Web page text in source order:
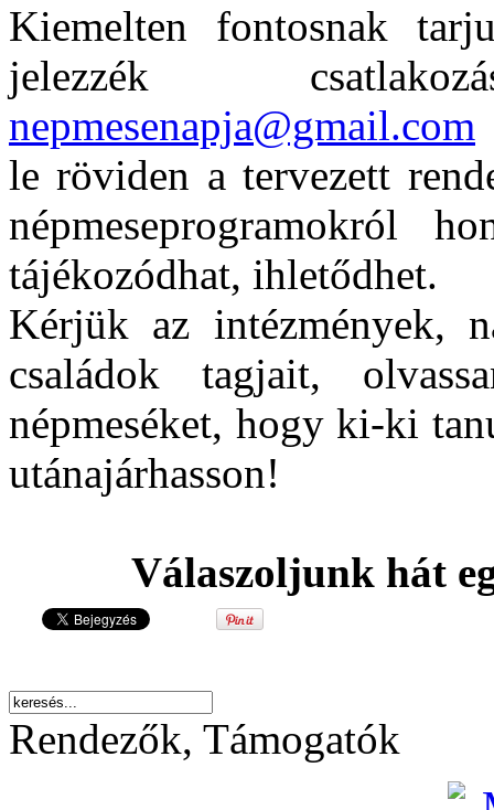
Kiemelten fontosnak
jelezzék
nepmesenapja@gmail.com
le röviden a tervezett
népmeseprogramokról
tájékozódhat, ihletődhet.
Kérjük az intézmények,
családok tagjait,
népmeséket, hogy ki-ki
utánajárhasson!
Válaszoljunk hát
Rendezők, Támogatók